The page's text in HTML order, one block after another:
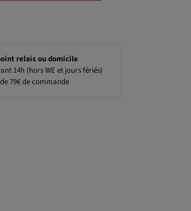
relais ou domicile
14h (hors WE et jours fériés)
79€ de commande